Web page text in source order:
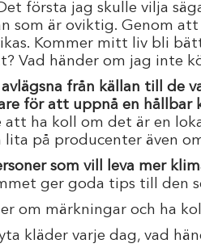
första jag skulle vilja
som är oviktig. Genom
Kommer mitt liv bli
Vad händer om jag inte
från källan till de
för att uppnå en hållbar
ha koll om det är en
på producenter även
som vill leva mer
ger goda tips till den
om märkningar och ha
kläder varje dag, vad